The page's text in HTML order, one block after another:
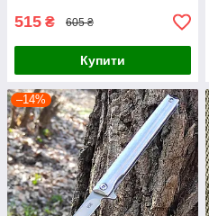
515 ₴ 605 ₴
Купити
–14%